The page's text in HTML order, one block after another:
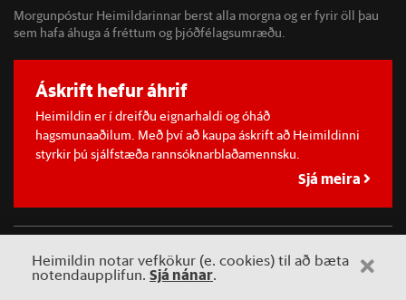
Morgunpóstur Heimildarinnar berst alla morgna og er fyrir öll þau
sem hafa áhuga á fréttum og þjóðfélagsumræðu.
Áskrift hefur áhrif
Heimildin er í dreifðu eignarhaldi og óháð
hagsmunaaðilum. Með því að kaupa áskrift að Heimildinni
styrkir þú sjálfstæða rannsóknarblaðamennsku.
Sjá meira
2026 Sameinaða útgáfufélagið ehf.
Allur réttur áskilinn. Notkun
á efni miðilsins er óheimil án samþykkis.
Heimildin notar vefkökur (e. cookies) til að bæta
notendaupplifun. Sjá nánar.